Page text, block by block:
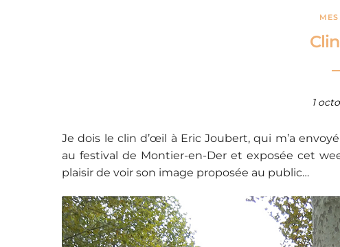
1
Je dois le clin d’œil à Eric Joubert, qui m’a
au festival de Montier-en-Der et exposée cet
plaisir de voir son image proposée au public…